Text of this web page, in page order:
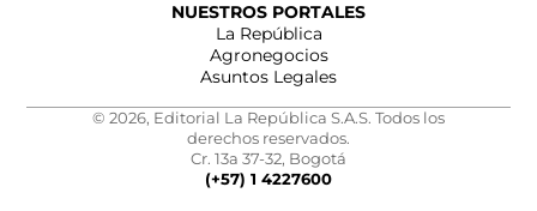
NUESTROS PORTALES
La República
Agronegocios
Asuntos Legales
© 2026, Editorial La República S.A.S. Todos los
derechos reservados.
Cr. 13a 37-32, Bogotá
(+57) 1 4227600